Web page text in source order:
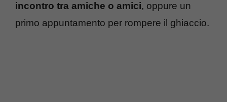
incontro tra amiche o amici, oppure un
primo appuntamento per rompere il ghiaccio.